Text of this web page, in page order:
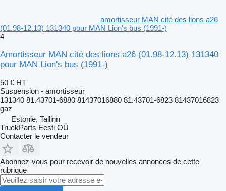
amortisseur MAN cité des lions a26
(01.98-12.13) 131340 pour MAN Lion's bus (1991-)
4
Amortisseur MAN cité des lions a26 (01.98-12.13) 131340
pour MAN Lion's bus (1991-)
50 € HT
Suspension - amortisseur
131340 81.43701-6880 81437016880 81.43701-6823 81437016823
gaz
Estonie, Tallinn
TruckParts Eesti OÜ
Contacter le vendeur
Abonnez-vous pour recevoir de nouvelles annonces de cette
rubrique